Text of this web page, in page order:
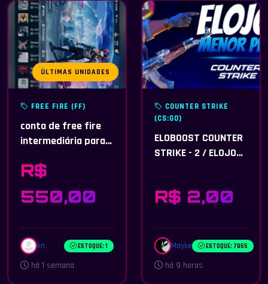
ÚLTIMAS UNIDADES
FREE FIRE (FF)
conta de free fire
intermediária para
R$
550,00
kn ESTOQUE: 1
há 1 semana
COUNTER STRIKE
(CS:GO)
ELOBOOST COUNTER
STRIKE - 2 / ELOJOB
R$ 2,00
Mayke ESTOQUE: 7865
há 9 horas